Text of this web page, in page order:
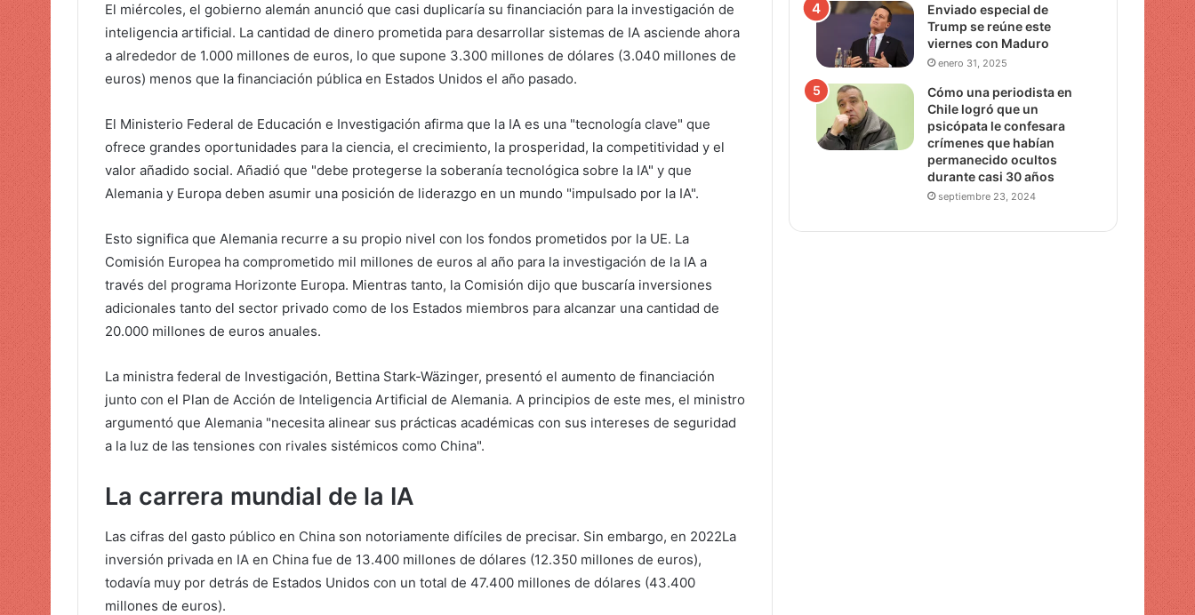
u
n
c
o
r
e
o
e
ó
n
c
o
El miércoles, el gobierno alemán anunció que casi duplicaría su financiación para la investigación de
inteligencia artificial. La cantidad de dinero prometida para desarrollar sistemas de IA asciende ahora
a alrededor de 1.000 millones de euros, lo que supone 3.300 millones de dólares (3.040 millones de
euros) menos que la financiación pública en Estados Unidos el año pasado.
El Ministerio Federal de Educación e Investigación afirma que la IA es una "tecnología clave" que
ofrece grandes oportunidades para la ciencia, el crecimiento, la prosperidad, la competitividad y el
valor añadido social. Añadió que "debe protegerse la soberanía tecnológica sobre la IA" y que
Alemania y Europa deben asumir una posición de liderazgo en un mundo "impulsado por la IA".
Esto significa que Alemania recurre a su propio nivel con los fondos prometidos por la UE. La
Comisión Europea ha comprometido mil millones de euros al año para la investigación de la IA a
través del programa Horizonte Europa. Mientras tanto, la Comisión dijo que buscaría inversiones
adicionales tanto del sector privado como de los Estados miembros para alcanzar una cantidad de
20.000 millones de euros anuales.
La ministra federal de Investigación, Bettina Stark-Wäzinger, presentó el aumento de financiación
junto con el Plan de Acción de Inteligencia Artificial de Alemania. A principios de este mes, el ministro
argumentó que Alemania "necesita alinear sus prácticas académicas con sus intereses de seguridad
a la luz de las tensiones con rivales sistémicos como China".
La carrera mundial de la IA
Las cifras del gasto público en China son notoriamente difíciles de precisar. Sin embargo, en 2022La
inversión privada en IA en China fue de 13.400 millones de dólares (12.350 millones de euros),
todavía muy por detrás de Estados Unidos con un total de 47.400 millones de dólares (43.400
millones de euros).
Enviado especial de
Trump se reúne este
viernes con Maduro
enero 31, 2025
Cómo una periodista en
Chile logró que un
psicópata le confesara
crímenes que habían
permanecido ocultos
durante casi 30 años
septiembre 23, 2024